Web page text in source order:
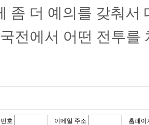
좀 더 예의를 갖춰
전에서 어떤 전투
호 이메일 주소 홈페이